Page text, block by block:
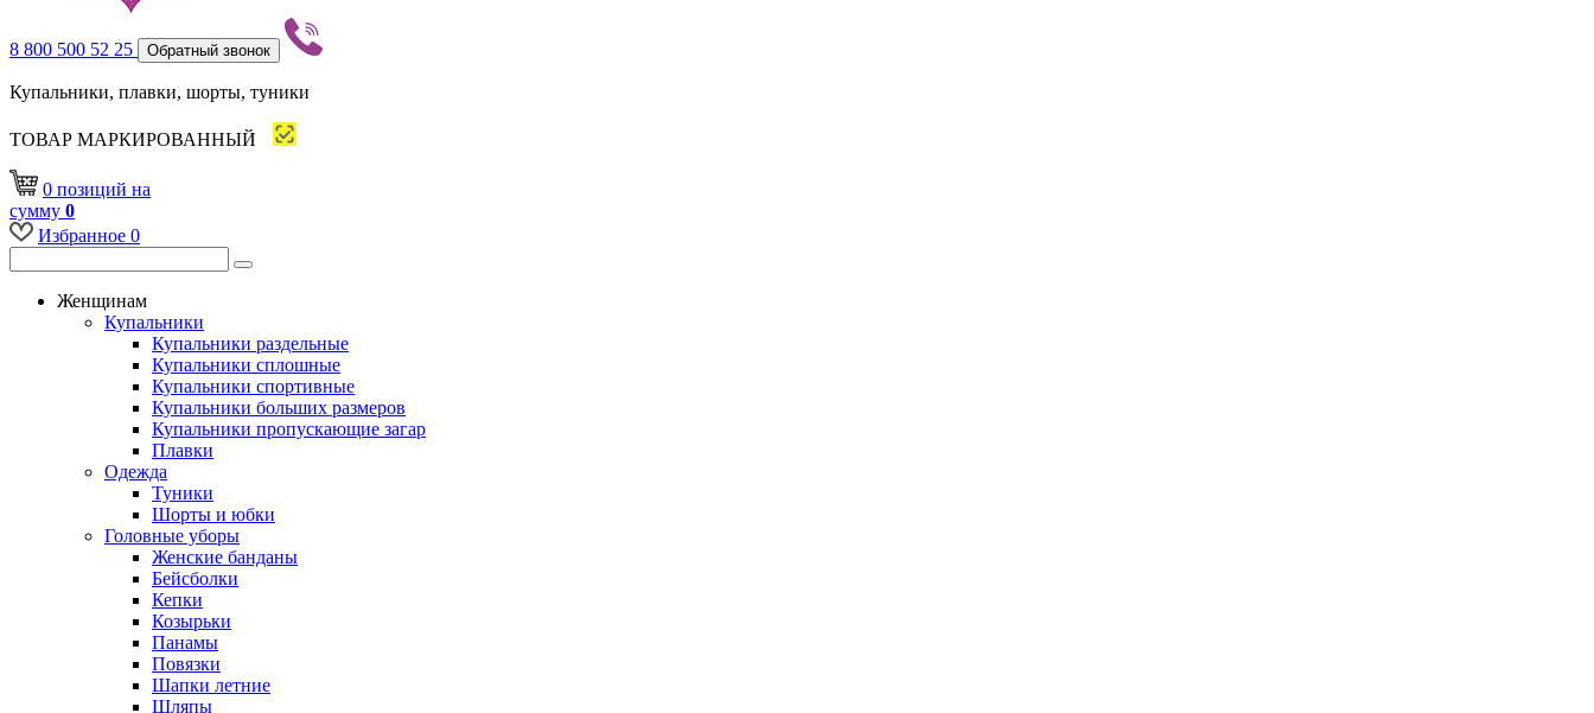
8 800 500 52 25 Обратный звонок
Купальники, плавки, шорты, туники
ТОВАР МАРКИРОВАННЫЙ
0 позиций на
сумму 0
Избранное 0
Женщинам
Купальники
Купальники раздельные
Купальники сплошные
Купальники спортивные
Купальники больших размеров
Купальники пропускающие загар
Плавки
Одежда
Туники
Шорты и юбки
Головные уборы
Женские банданы
Бейсболки
Кепки
Козырьки
Панамы
Повязки
Шапки летние
Шляпы